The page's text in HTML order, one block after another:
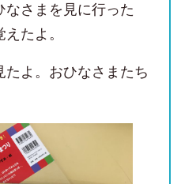
さまを見に行った
たよ。
よ。おひなさまたち